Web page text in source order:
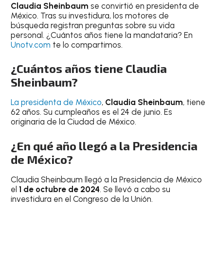
Claudia Sheinbaum se convirtió en presidenta de
México. Tras su investidura, los motores de
búsqueda registran preguntas sobre su vida
personal. ¿Cuántos años tiene la mandataria? En
Unotv.com te lo compartimos.
¿Cuántos años tiene Claudia
Sheinbaum?
La presidenta de México, Claudia Sheinbaum, tiene
62 años. Su cumpleaños es el 24 de junio. Es
originaria de la Ciudad de México.
¿En qué año llegó a la Presidencia
de México?
Claudia Sheinbaum llegó a la Presidencia de México
el1 de octubre de 2024. Se llevó a cabo su
investidura en el Congreso de la Unión.